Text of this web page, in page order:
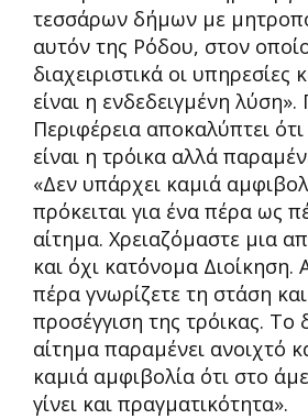
τεσσάρων δήμων με
αυτόν της Ρόδου, στον
διαχειριστικά οι υπηρεσίες
είναι η ενδεδειγμένη λύση».
Περιφέρεια αποκαλύπτει
είναι η τρόικα αλλά
«Δεν υπάρχει καμιά
πρόκειται για ένα πέρα ως
αίτημα. Χρειαζόμαστε μια
και όχι κατ΄όνομα Διοίκηση.
πέρα γνωρίζετε τη στάση
προσέγγιση της τρόικας. Το
αίτημα παραμένει ανοιχτό
καμιά αμφιβολία ότι στο
γίνει και πραγματικότητα».